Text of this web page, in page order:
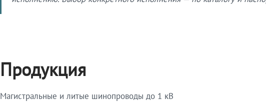
Продукция
Магистральные и литые шинопроводы до 1 кВ